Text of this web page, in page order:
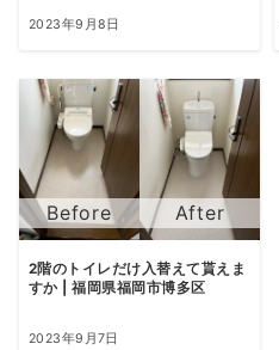
2023年9月8日
2階のトイレだけ入替えて貰えま
すか | 福岡県福岡市博多区
2023年9月7日